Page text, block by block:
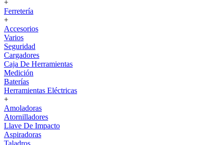
+
Ferretería
+
Accesorios
Varios
Seguridad
Cargadores
Caja De Herramientas
Medición
Baterías
Herramientas Eléctricas
+
Amoladoras
Atornilladores
Llave De Impacto
Aspiradoras
Taladros